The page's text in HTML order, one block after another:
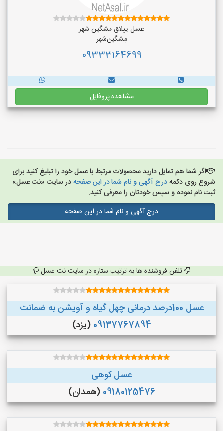
عسل ییلاق مشگین شهر
مِشگین‌شهر
09333164699
مشاهده پروفایل
اگر شما هم تمایل دارید محصولات مرتبط با عسل خود را تبلیغ کنید برای
شروع روی دکمهدرج آگهی و نام شما در این صفحهدر سایت «نت عسل»
ثبت نام نموده و سپس خودتان را معرفی کنید.
درج آگهی و نام شما در این صفحه
تلفن فروشنده ها به ترتیب ستاره در سایت نت عسل
عسل 100درصد درمانی چهل گیاه و آویشن به ضمانت
09137767894 (یزد)
عسل کوهی
09180125476 (همدان)